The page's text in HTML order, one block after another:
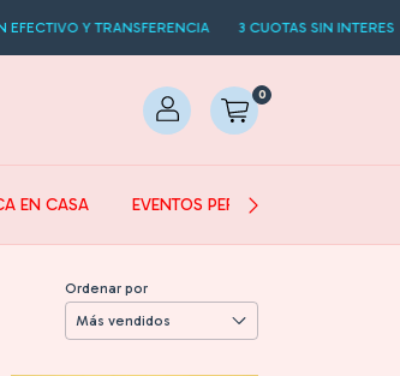
Y TRANSFERENCIA 3 CUOTAS SIN INTERES 15%
0
EN CASA EVENTOS PERSONALIZADOS
Ordenar por